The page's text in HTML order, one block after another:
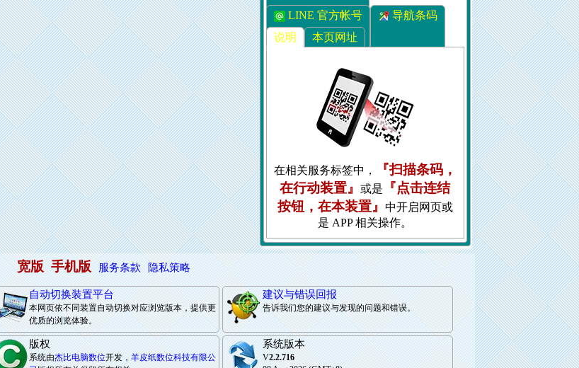
说明 本页网址
LINE 官方帐号
导航条码
在相关服务标签中，
『扫描条码，
在行动装置』 或是
『点击连结
按钮，在本装置』 中开启网页或
是 APP 相关操作。
宽版 手机版 服务条款 隐私策略
自动切换装置平台
本网页依不同装置自动切换对应浏览版本，提供更
优质的浏览体验。
建议与错误回报
告诉我们您的建议与发现的问题和错误。
版权
系统由杰比电脑数位开发，羊皮纸数位科技有限公
系统版本
V2.2.716